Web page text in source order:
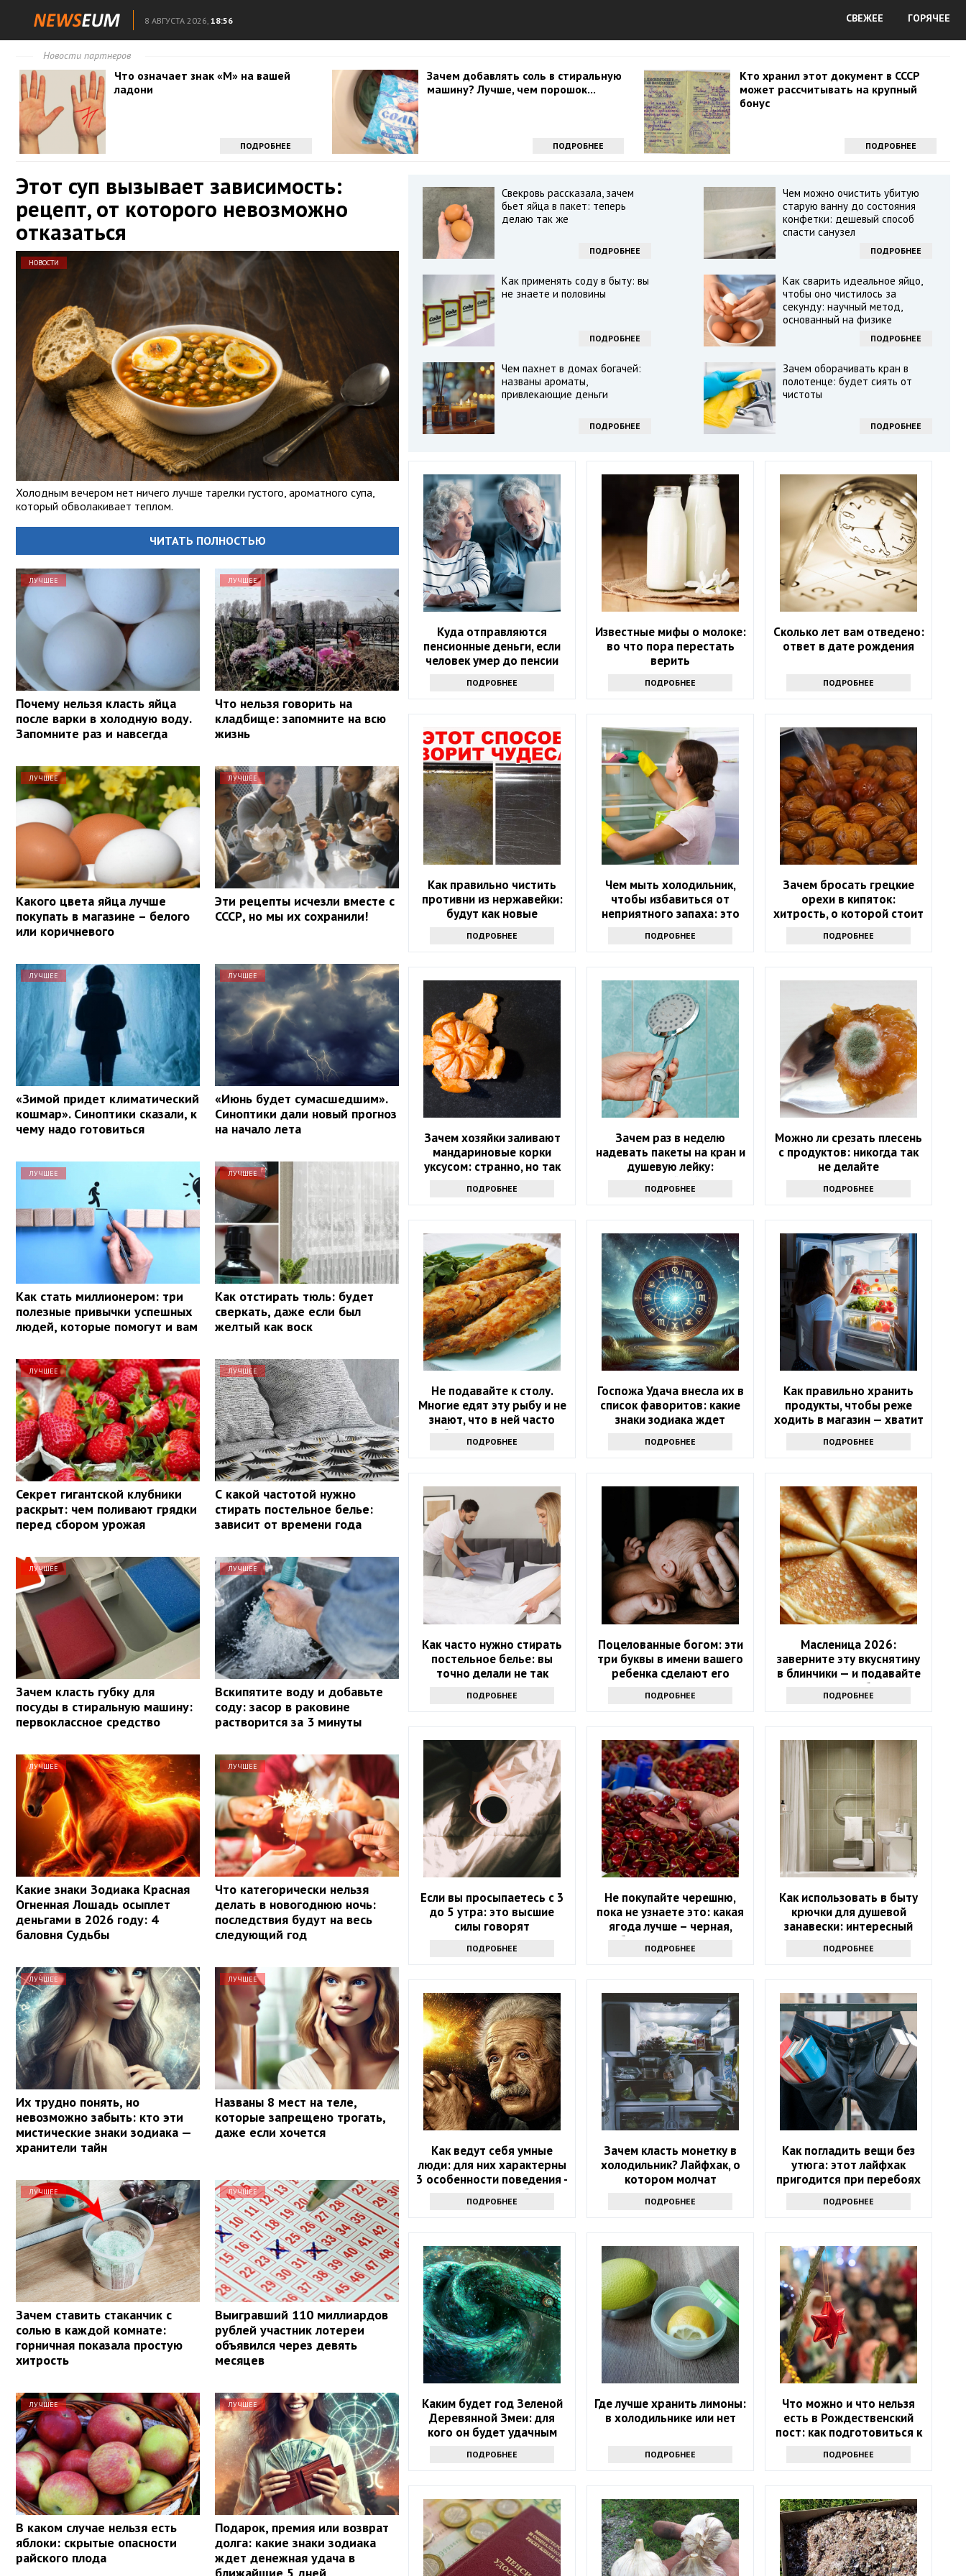
8 АВГУСТА 2026, 18:56 СВЕЖЕЕ ГОРЯЧЕЕ
Новости партнеров
Что означает знак «М» на вашей
ладони
ПОДРОБНЕЕ
Зачем добавлять соль в стиральную
машину? Лучше, чем порошок...
ПОДРОБНЕЕ
Кто хранил этот документ в СССР
может рассчитывать на крупный
бонус
ПОДРОБНЕЕ
Этот суп вызывает зависимость:
рецепт, от которого невозможно
отказаться
НОВОСТИ
Холодным вечером нет ничего лучше тарелки густого, ароматного супа,
который обволакивает теплом.
ЧИТАТЬ ПОЛНОСТЬЮ
ЛУЧШЕЕ
Почему нельзя класть яйца
после варки в холодную воду.
Запомните раз и навсегда
ЛУЧШЕЕ
Что нельзя говорить на
кладбище: запомните на всю
жизнь
ЛУЧШЕЕ
Какого цвета яйца лучше
покупать в магазине – белого
или коричневого
ЛУЧШЕЕ
Эти рецепты исчезли вместе с
СССР, но мы их сохранили!
ЛУЧШЕЕ
«Зимой придет климатический
кошмар». Синоптики сказали, к
чему надо готовиться
ЛУЧШЕЕ
«Июнь будет сумасшедшим».
Синоптики дали новый прогноз
на начало лета
ЛУЧШЕЕ
Как стать миллионером: три
полезные привычки успешных
людей, которые помогут и вам
ЛУЧШЕЕ
Как отстирать тюль: будет
сверкать, даже если был
желтый как воск
ЛУЧШЕЕ
Секрет гигантской клубники
раскрыт: чем поливают грядки
перед сбором урожая
ЛУЧШЕЕ
С какой частотой нужно
стирать постельное белье:
зависит от времени года
ЛУЧШЕЕ
Зачем класть губку для
посуды в стиральную машину:
первоклассное средство
ЛУЧШЕЕ
Вскипятите воду и добавьте
соду: засор в раковине
растворится за 3 минуты
ЛУЧШЕЕ
Какие знаки Зодиака Красная
Огненная Лошадь осыплет
деньгами в 2026 году: 4
баловня Судьбы
ЛУЧШЕЕ
Что категорически нельзя
делать в новогоднюю ночь:
последствия будут на весь
следующий год
ЛУЧШЕЕ
Их трудно понять, но
невозможно забыть: кто эти
мистические знаки зодиака —
хранители тайн
ЛУЧШЕЕ
Названы 8 мест на теле,
которые запрещено трогать,
даже если хочется
ЛУЧШЕЕ
Зачем ставить стаканчик с
солью в каждой комнате:
горничная показала простую
хитрость
ЛУЧШЕЕ
Выигравший 110 миллиардов
рублей участник лотереи
объявился через девять
месяцев
ЛУЧШЕЕ
В каком случае нельзя есть
яблоки: скрытые опасности
райского плода
ЛУЧШЕЕ
Подарок, премия или возврат
долга: какие знаки зодиака
ждет денежная удача в
ближайшие 5 дней
Свекровь рассказала, зачем
бьет яйца в пакет: теперь
делаю так же
ПОДРОБНЕЕ
Чем можно очистить убитую
старую ванну до состояния
конфетки: дешевый способ
спасти санузел
ПОДРОБНЕЕ
Как применять соду в быту: вы
не знаете и половины
ПОДРОБНЕЕ
Как сварить идеальное яйцо,
чтобы оно чистилось за
секунду: научный метод,
основанный на физике
ПОДРОБНЕЕ
Чем пахнет в домах богачей:
названы ароматы,
привлекающие деньги
ПОДРОБНЕЕ
Зачем оборачивать кран в
полотенце: будет сиять от
чистоты
ПОДРОБНЕЕ
Куда отправляются
пенсионные деньги, если
человек умер до пенсии
ПОДРОБНЕЕ
Известные мифы о молоке:
во что пора перестать
верить
ПОДРОБНЕЕ
Сколько лет вам отведено:
ответ в дате рождения
ПОДРОБНЕЕ
Как правильно чистить
противни из нержавейки:
будут как новые
ПОДРОБНЕЕ
Чем мыть холодильник,
чтобы избавиться от
неприятного запаха: это
ПОДРОБНЕЕ
Зачем бросать грецкие
орехи в кипяток:
хитрость, о которой стоит
ПОДРОБНЕЕ
Зачем хозяйки заливают
мандариновые корки
уксусом: странно, но так
ПОДРОБНЕЕ
Зачем раз в неделю
надевать пакеты на кран и
душевую лейку:
интересный лайфхак
ПОДРОБНЕЕ
Можно ли срезать плесень
с продуктов: никогда так
не делайте
ПОДРОБНЕЕ
Не подавайте к столу.
Многие едят эту рыбу и не
знают, что в ней часто
бывают паразиты
ПОДРОБНЕЕ
Госпожа Удача внесла их в
список фаворитов: какие
знаки зодиака ждет
ошеломительный успех в
ближайшие 10 дней
ПОДРОБНЕЕ
Как правильно хранить
продукты, чтобы реже
ходить в магазин — хватит
ПОДРОБНЕЕ
Как часто нужно стирать
постельное белье: вы
точно делали не так
ПОДРОБНЕЕ
Поцелованные богом: эти
три буквы в имени вашего
ребенка сделают его
ПОДРОБНЕЕ
Масленица 2026:
заверните эту вкуснятину
в блинчики — и подавайте
как главное блюдо
ПОДРОБНЕЕ
Если вы просыпаетесь с 3
до 5 утра: это высшие
силы говорят
ПОДРОБНЕЕ
Не покупайте черешню,
пока не узнаете это: какая
ягода лучше – черная,
белая или розовая
ПОДРОБНЕЕ
Как использовать в быту
крючки для душевой
занавески: интересный
захочется его повторить
ПОДРОБНЕЕ
Как ведут себя умные
люди: для них характерны
3 особенности поведения -
проверьте себя
ПОДРОБНЕЕ
Зачем класть монетку в
холодильник? Лайфхак, о
котором молчат
ПОДРОБНЕЕ
Как погладить вещи без
утюга: этот лайфхак
пригодится при перебоях
ПОДРОБНЕЕ
Каким будет год Зеленой
Деревянной Змеи: для
кого он будет удачным
ПОДРОБНЕЕ
Где лучше хранить лимоны:
в холодильнике или нет
ПОДРОБНЕЕ
Что можно и что нельзя
есть в Рождественский
пост: как подготовиться к
ПОДРОБНЕЕ